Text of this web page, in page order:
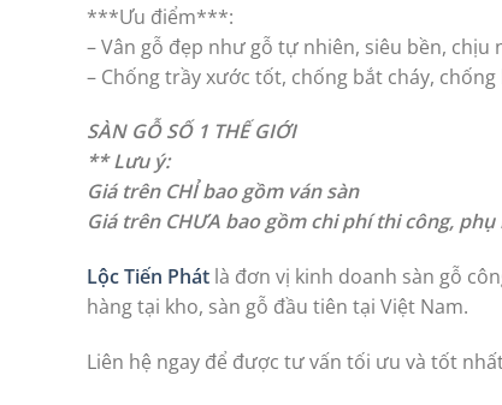
***Ưu điểm***:
– Vân gỗ đẹp như gỗ tự nhiên, siêu bền,
– Chống trầy xước tốt, chống bắt cháy,
SÀN GỖ SỐ 1 THẾ GIỚI
** Lưu ý:
Giá trên CHỈ bao gồm ván sàn
Giá trên CHƯA bao gồm chi phí thi công,
Lộc Tiến Phát là đơn vị kinh doanh sàn gỗ
hàng tại kho, sàn gỗ đầu tiên tại Việt Nam.
Liên hệ ngay để được tư vấn tối ưu và tốt